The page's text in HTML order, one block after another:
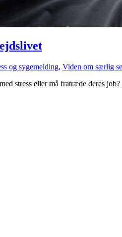
og sygemelding, Viden om særlig
stress eller må fratræde deres